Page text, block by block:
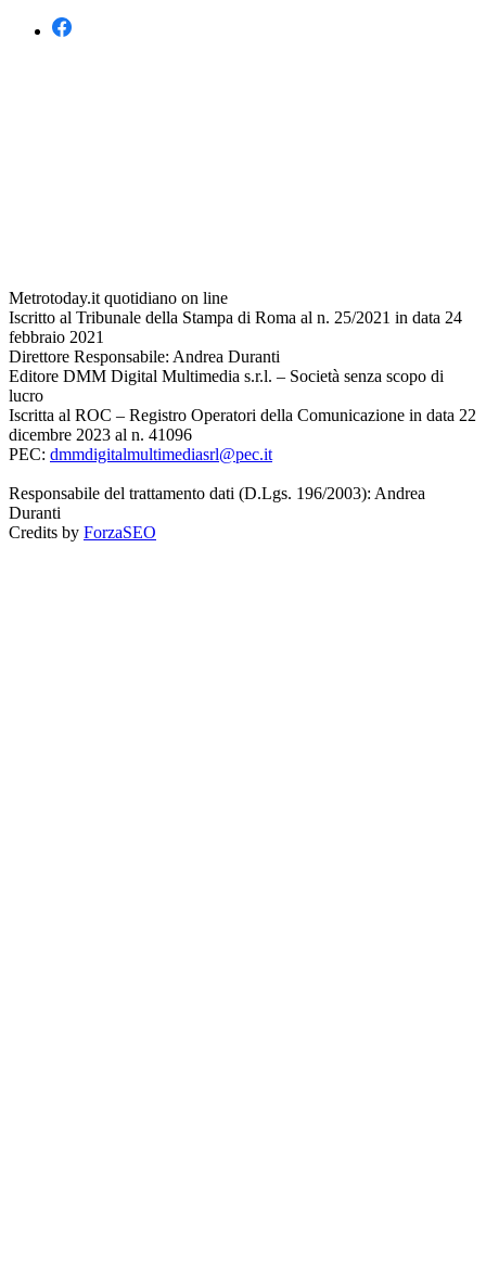
Metrotoday.it quotidiano on line
Iscritto al Tribunale della Stampa di Roma al n. 25/2021 in data 24
febbraio 2021
Direttore Responsabile: Andrea Duranti
Editore DMM Digital Multimedia s.r.l. – Società senza scopo di
lucro
Iscritta al ROC – Registro Operatori della Comunicazione in data 22
dicembre 2023 al n. 41096
PEC: dmmdigitalmultimediasrl@pec.it
Responsabile del trattamento dati (D.Lgs. 196/2003): Andrea
Duranti
Credits by ForzaSEO